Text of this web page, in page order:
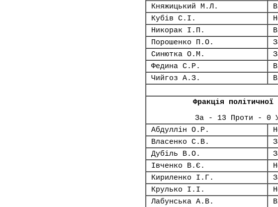
Княжицький М.Л.
Кубів С.І.
Никорак І.П.
Порошенко П.О.
Синютка О.М.
Федина С.Р.
Чийгоз А.З.
Фракція
За - 13 Проти - 0
Абдуллін О.Р.
Власенко С.В.
Дубіль В.О.
Івченко В.Є.
Кириленко І.Г.
Крулько І.І.
Лабунська А.В.